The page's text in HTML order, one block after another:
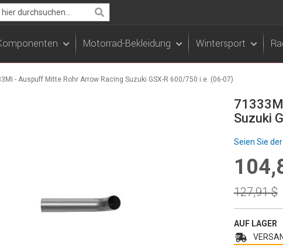
Motorrad-Bekleidung Wintersport
- Auspuff Mitte Rohr Arrow Racing Suzuki GSX-R 600/750 i.e. (06-07)
Suzuki
Seien Sie
Special
Regular
Price
127,91 $
AUF LAGER